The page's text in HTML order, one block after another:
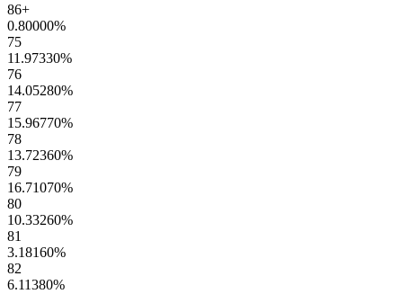
86+
0.80000%
75
11.97330%
76
14.05280%
77
15.96770%
78
13.72360%
79
16.71070%
80
10.33260%
81
3.18160%
82
6.11380%